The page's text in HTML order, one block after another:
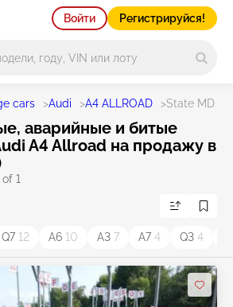
Войти Регистрируйся!
cars >Audi >A4 ALLROAD >State MD
аварийные и битые
A4 Allroad на продажу в
1
Q7 12 A6 10 A3 7 A7 4 Q3 4